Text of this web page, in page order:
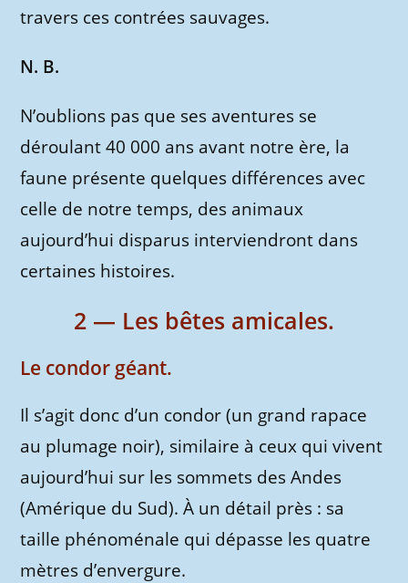
travers ces contrées sauvages.
N. B.
N’oublions pas que ses aventures se
déroulant 40 000 ans avant notre ère, la
faune présente quelques différences avec
celle de notre temps, des animaux
aujourd’hui disparus interviendront dans
certaines histoires.
2 — Les bêtes amicales.
Le condor géant.
Il s’agit donc d’un condor (un grand rapace
au plumage noir), similaire à ceux qui vivent
aujourd’hui sur les sommets des Andes
(Amérique du Sud). À un détail près : sa
taille phénoménale qui dépasse les quatre
mètres d’envergure.